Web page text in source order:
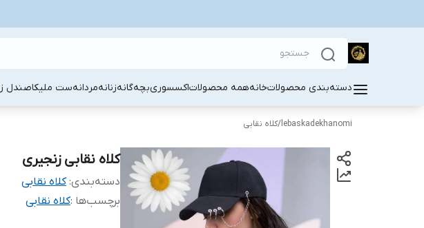
دسته‌بندی محصولاتخانههمه محصولاتاکسسوریبچه‌گانهزنانهمردانهست ملیکاصندل
lebaskadekhanomi
/کلاه نقابی
کلاه نقابی زنجیری
دسته‌بندی:کلاه نقابی
برچسب‌ها :کلاه نقابی